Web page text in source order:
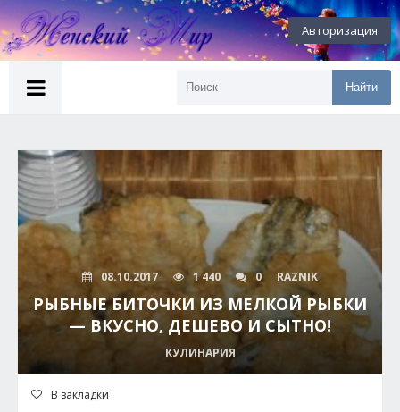
Авторизация
Найти
08.10.2017 1 440 0 RAZNIK
РЫБНЫЕ БИТОЧКИ ИЗ МЕЛКОЙ РЫБКИ
— ВКУСНО, ДЕШЕВО И СЫТНО!
КУЛИНАРИЯ
В закладки